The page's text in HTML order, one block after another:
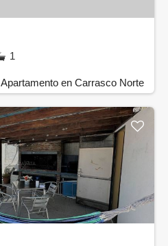
1
Apartamento en Carrasco Norte